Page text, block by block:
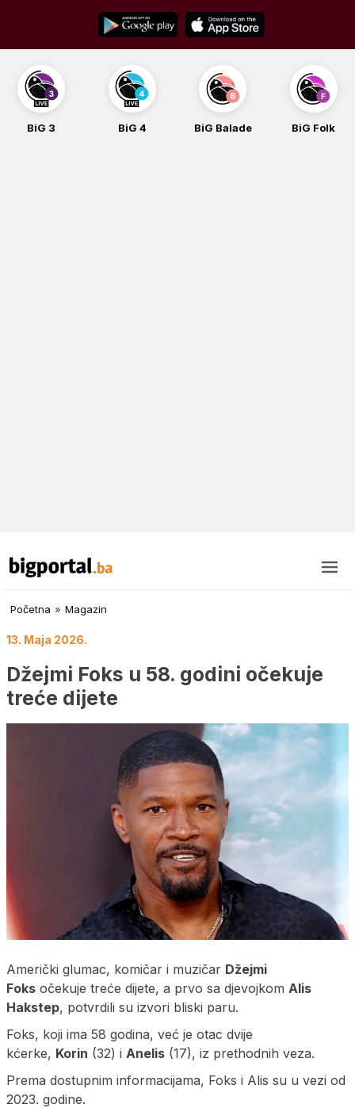
content
BiG 3 BiG 4 BiG Balade BiG Folk
Početna » Magazin
13. Maja 2026.
Džejmi Foks u 58. godini očekuje
treće dijete
Američki glumac, komičar i muzičar Džejmi
Foks očekuje treće dijete, a prvo sa djevojkom Alis
Hakstep, potvrdili su izvori bliski paru.
Foks, koji ima 58 godina, već je otac dvije
kćerke, Korin (32) i Anelis (17), iz prethodnih veza.
Prema dostupnim informacijama, Foks i Alis su u vezi od
2023. godine.